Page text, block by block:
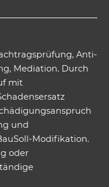
Anti-
Mediation. Durch
mit
und
Modifikation.
oder